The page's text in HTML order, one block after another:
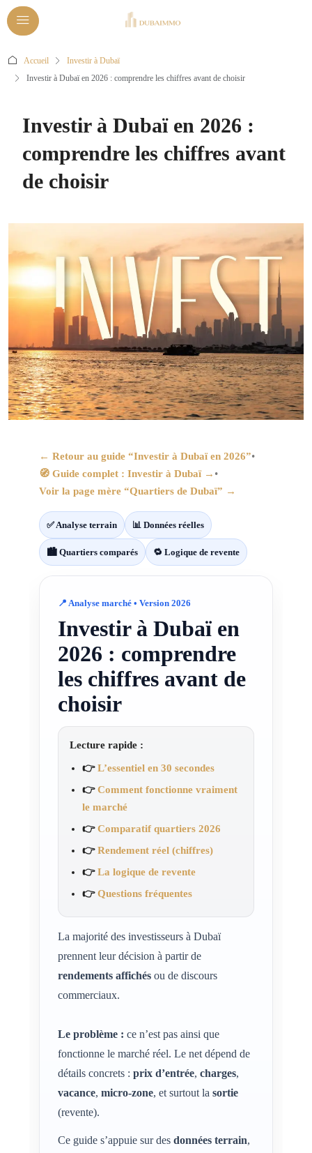
Accueil
Investir à Dubaï
Investir à Dubaï en 2026 : comprendre les chiffres avant de choisir
Investir à Dubaï en 2026 :
comprendre les chiffres avant
de choisir
← Retour au guide “Investir à Dubaï en 2026”•
🧭 Guide complet : Investir à Dubaï → •
Voir la page mère “Quartiers de Dubaï” →
✅ Analyse terrain 📊 Données réelles
🏙️ Quartiers comparés 🔁 Logique de revente
📍 Analyse marché • Version 2026
Investir à Dubaï en
2026 : comprendre
les chiffres avant de
choisir
Lecture rapide :
👉L’essentiel en 30 secondes
👉Comment fonctionne vraiment
le marché
👉Comparatif quartiers 2026
👉Rendement réel (chiffres)
👉La logique de revente
👉Questions fréquentes
La majorité des investisseurs à Dubaï
prennent leur décision à partir de
rendements affichés ou de discours
commerciaux.
Le problème : ce n’est pas ainsi que
fonctionne le marché réel. Le net dépend de
détails concrets : prix d’entrée, charges,
vacance, micro-zone, et surtout la sortie
(revente).
Ce guide s’appuie sur des données terrain,